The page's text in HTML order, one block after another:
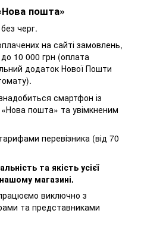
пошта»
черг.
на сайті замовлень,
10 000 грн (оплата
додаток Нової Пошти
смартфон із
пошта» та увімкненим
перевізника (від 70
та якість усієї
магазині.
виключно з
та представниками